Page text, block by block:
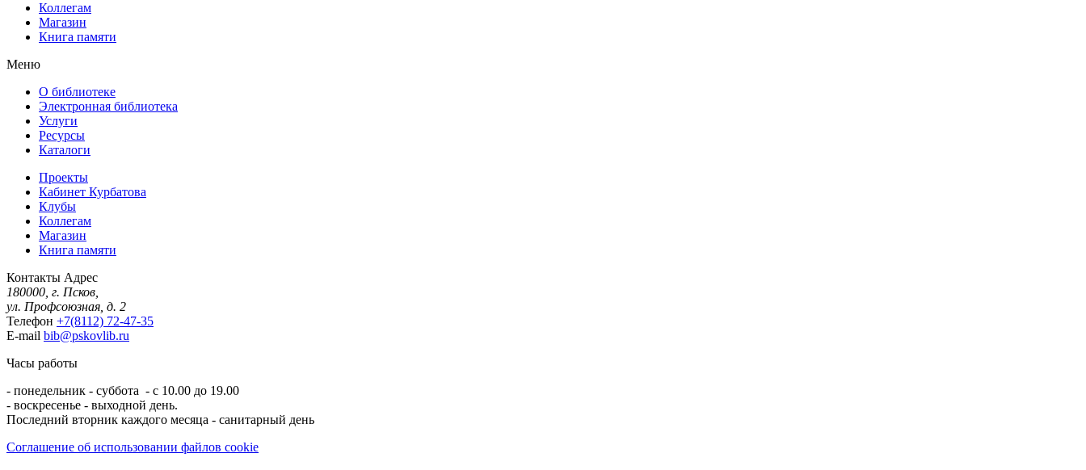
Коллегам
Магазин
Книга памяти
Меню
О библиотеке
Электронная библиотека
Услуги
Ресурсы
Каталоги
Проекты
Кабинет Курбатова
Клубы
Коллегам
Магазин
Книга памяти
Контакты Адрес
180000, г. Псков,
ул. Профсоюзная, д. 2
Телефон +7(8112) 72-47-35
E-mail bib@pskovlib.ru
Часы работы
- понедельник - суббота - с 10.00 до 19.00
- воскресенье - выходной день.
Последний вторник каждого месяца - санитарный день
Соглашение об использовании файлов cookie